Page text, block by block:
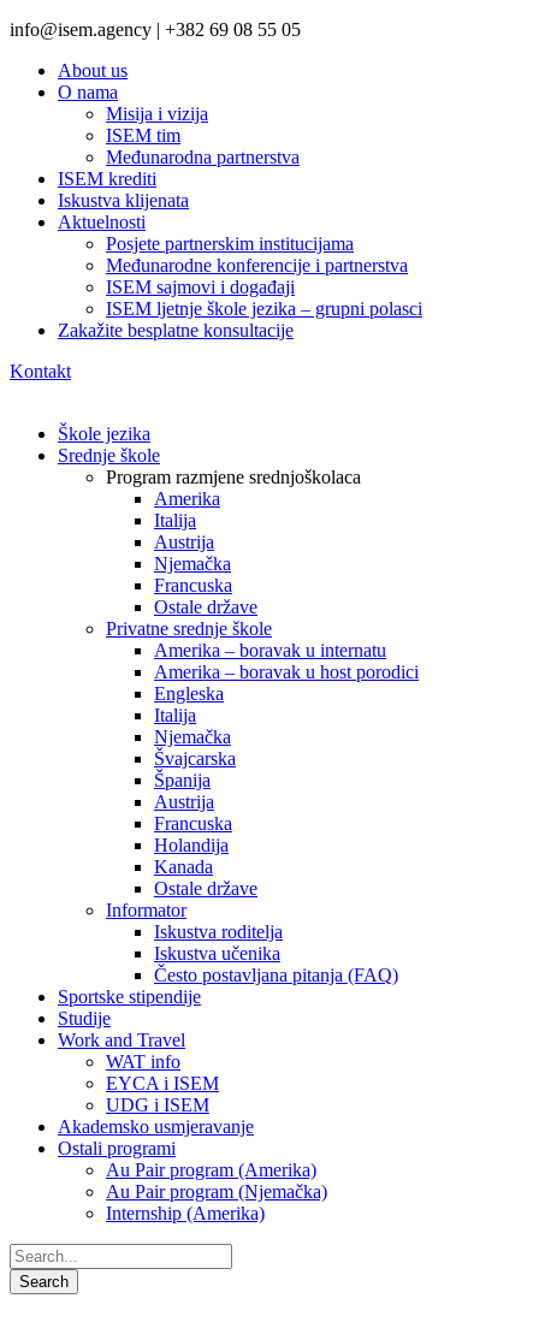
info@isem.agency | +382 69 08 55 05
About us
O nama
Misija i vizija
ISEM tim
Međunarodna partnerstva
ISEM krediti
Iskustva klijenata
Aktuelnosti
Posjete partnerskim institucijama
Međunarodne konferencije i partnerstva
ISEM sajmovi i događaji
ISEM ljetnje škole jezika – grupni polasci
Zakažite besplatne konsultacije
Kontakt
Škole jezika
Srednje škole
Program razmjene srednjoškolaca
Amerika
Italija
Austrija
Njemačka
Francuska
Ostale države
Privatne srednje škole
Amerika – boravak u internatu
Amerika – boravak u host porodici
Engleska
Italija
Njemačka
Švajcarska
Španija
Austrija
Francuska
Holandija
Kanada
Ostale države
Informator
Iskustva roditelja
Iskustva učenika
Često postavljana pitanja (FAQ)
Sportske stipendije
Studije
Work and Travel
WAT info
EYCA i ISEM
UDG i ISEM
Akademsko usmjeravanje
Ostali programi
Au Pair program (Amerika)
Au Pair program (Njemačka)
Internship (Amerika)